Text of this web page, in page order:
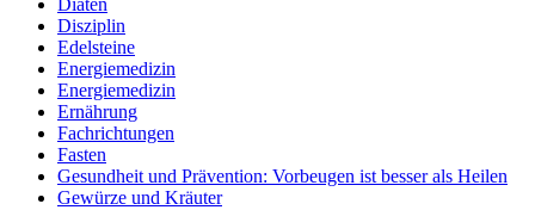
Disziplin
Edelsteine
Energiemedizin
Energiemedizin
Ernährung
Fachrichtungen
Fasten
Gesundheit und Prävention: Vorbeugen ist besser als Heilen
Gewürze und Kräuter